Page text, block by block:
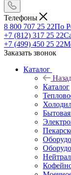
Телефоны
8 800 707 25 22По
+7 (812) 317 25 22
+7 (499) 450 25 22
Заказать звонок
Каталог
Каталог